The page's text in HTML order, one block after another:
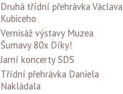
Druhá třídní přehrávka Václava
Kubiceho
Vernisáž výstavy Muzea
Šumavy 80x Díky!
Jarní koncerty SDS
Třídní přehrávka Daniela
Nakládala